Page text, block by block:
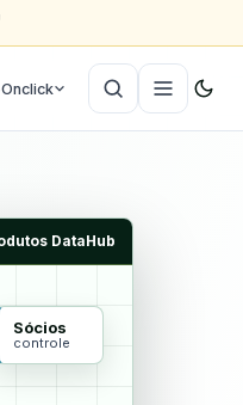
Onclick
DataHub
Sócios
controle